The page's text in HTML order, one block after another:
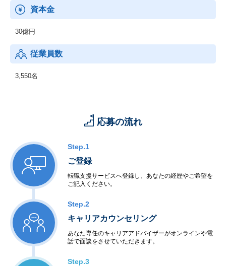
自動車業界における、自動運転や電動化などのCASE*に代表され
る高度な技術と手法を活かし、コンサルティングからエンジニア
* CASE：Connected（つながる）、Autonomous（自動運転）、S
hared & Service（シェアリング/サービス）、Electric（電動化）の
頭文字を組み合わせた造語です。
資本金
30億円
従業員数
3,550名
応募の流れ
Step.1
ご登録
転職支援サービスへ登録し、あなたの経歴やご希望を
ご記入ください。
Step.2
キャリアカウンセリング
あなた専任のキャリアアドバイザーがオンラインや電
話で面談をさせていただきます。
Step.3